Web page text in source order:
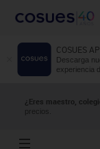
COSUES
Descarga
experiencia
¿Eres maestro,
precios.